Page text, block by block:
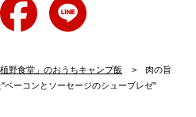
野食堂」のおうちキャンプ飯
肉の旨
ベーコンとソーセージのシューブレゼ"